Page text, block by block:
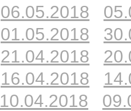
06.05.2018
01.05.2018
21.04.2018
16.04.2018
10.04.2018